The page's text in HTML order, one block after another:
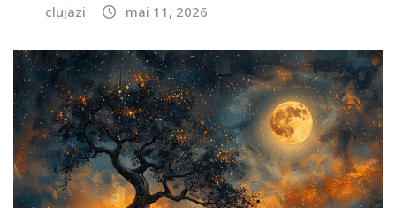
clujazi mai 11, 2026